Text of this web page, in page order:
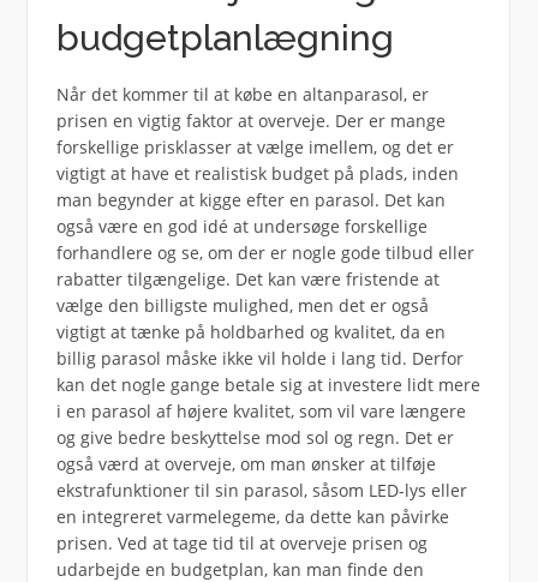
budgetplanlægning
Når det kommer til at købe en altanparasol, er
prisen en vigtig faktor at overveje. Der er mange
forskellige prisklasser at vælge imellem, og det er
vigtigt at have et realistisk budget på plads, inden
man begynder at kigge efter en parasol. Det kan
også være en god idé at undersøge forskellige
forhandlere og se, om der er nogle gode tilbud eller
rabatter tilgængelige. Det kan være fristende at
vælge den billigste mulighed, men det er også
vigtigt at tænke på holdbarhed og kvalitet, da en
billig parasol måske ikke vil holde i lang tid. Derfor
kan det nogle gange betale sig at investere lidt mere
i en parasol af højere kvalitet, som vil vare længere
og give bedre beskyttelse mod sol og regn. Det er
også værd at overveje, om man ønsker at tilføje
ekstrafunktioner til sin parasol, såsom LED-lys eller
en integreret varmelegeme, da dette kan påvirke
prisen. Ved at tage tid til at overveje prisen og
udarbejde en budgetplan, kan man finde den